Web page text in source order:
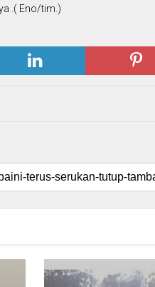
.( Eno/tim.)